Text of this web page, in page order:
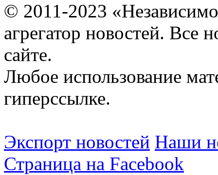
© 2011-2023
агрегатор новостей. Все
сайте.
Любое использование
гиперссылке.
Экспорт новостей Наши
Страница на Facebook